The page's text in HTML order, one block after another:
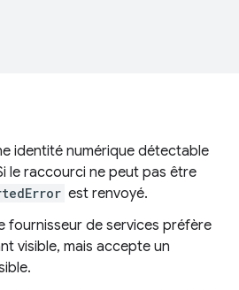
identité numérique détectable
le raccourci ne peut pas être
est renvoyé.
fournisseur de services préfère
visible, mais accepte un